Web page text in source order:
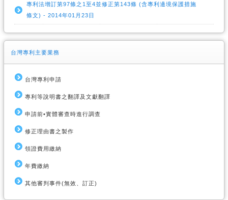
專利法增訂第97條之1至4並修正第143條 (含專利邊境保護措施
條文) - 2014年01月23日
台灣專利主要業務
台灣專利申請
專利等說明書之翻譯及文獻翻譯
申請前•實體審查時進行調查
修正理由書之製作
領證費用繳納
年費繳納
其他審判事件(無效、訂正)